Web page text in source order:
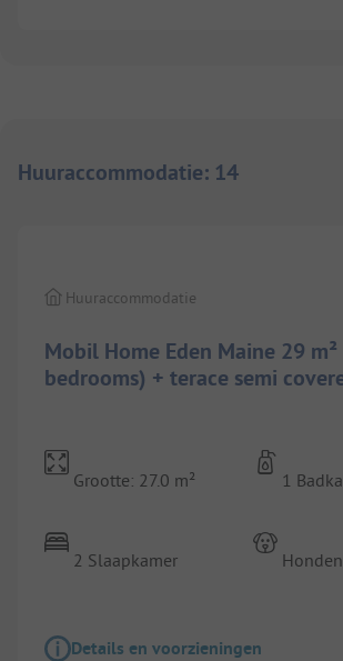
Huuraccommodatie: 14
Mobil Home Eden Maine 29 m²
bedrooms) + terace semi
Huuraccommodatie
Grootte: 27.0 m²
2 Slaapkamer
1
Details en voorzieningen